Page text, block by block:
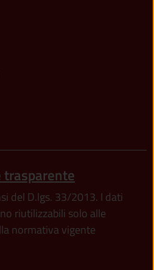
del D.lgs. 33/2013. I dati
riutilizzabili solo alle
normativa vigente